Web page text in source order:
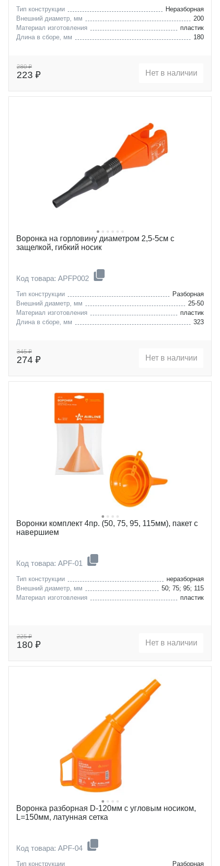
Тип конструкции
Неразборная
Внешний диаметр, мм
200
Материал изготовления
пластик
Длина в сборе, мм
180
280 ₽
223 ₽ Нет в наличии
Воронка на горловину диаметром 2,5-5см с
защелкой, гибкий носик
Код товара: APFP002
Тип конструкции
Разборная
Внешний диаметр, мм
25-50
Материал изготовления
пластик
Длина в сборе, мм
323
345 ₽
274 ₽ Нет в наличии
Воронки комплект 4пр. (50, 75, 95, 115мм), пакет с
навершием
Код товара: APF-01
Тип конструкции
неразборная
Внешний диаметр, мм
50; 75; 95; 115
Материал изготовления
пластик
225 ₽
180 ₽ Нет в наличии
Воронка разборная D-120мм с угловым носиком,
L=150мм, латунная сетка
Код товара: APF-04
Тип конструкции Разборная